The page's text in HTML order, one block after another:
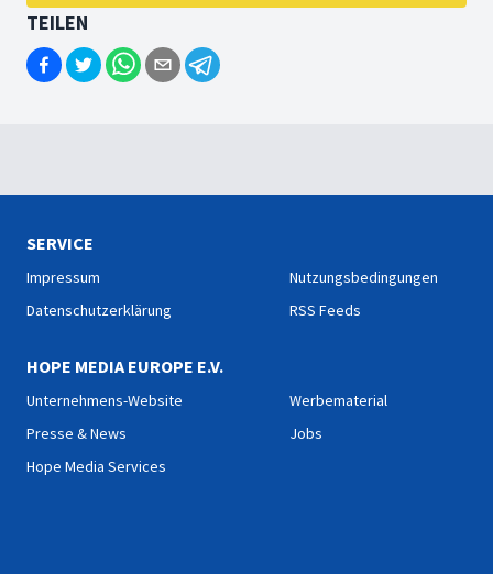
TEILEN
SERVICE
Impressum
Datenschutzerklärung
Nutzungsbedingungen
RSS Feeds
HOPE MEDIA EUROPE E.V.
Unternehmens-Website
Presse & News
Hope Media Services
Werbematerial
Jobs